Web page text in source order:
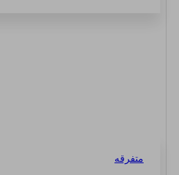
متفرقه